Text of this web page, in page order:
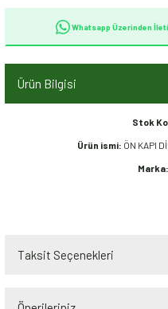
Whatsapp Üzerinden
Ürün Bilgisi
Stok
Ürün ismi: ÖN KAPI
Marka:
Taksit Seçenekleri